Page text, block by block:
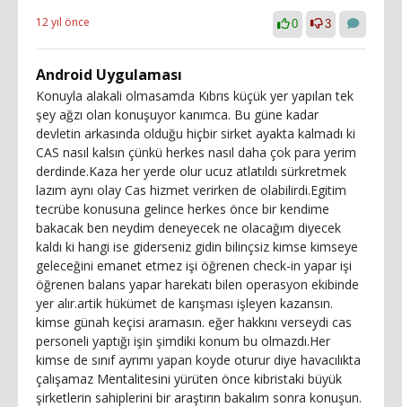
12 yıl önce 0 3
Android Uygulaması
Konuyla alakali olmasamda Kıbrıs küçük yer yapılan tek
şey ağzı olan konuşuyor kanımca. Bu güne kadar
devletin arkasında olduğu hiçbir sirket ayakta kalmadı ki
CAS nasıl kalsın çünkü herkes nasıl daha çok para yerim
derdinde.Kaza her yerde olur ucuz atlatıldı sürkretmek
lazım aynı olay Cas hizmet verirken de olabilirdi.Egitim
tecrübe konusuna gelince herkes önce bir kendime
bakacak ben neydim deneyecek ne olacağım diyecek
kaldı ki hangi ise giderseniz gidin bilinçsiz kimse kimseye
geleceğini emanet etmez işi öğrenen check-in yapar işi
öğrenen balans yapar harekatı bilen operasyon ekibinde
yer alır.artik hükümet de karışması işleyen kazansın.
kimse günah keçisi aramasın. eğer hakkını verseydi cas
personeli yaptığı işin şimdiki konum bu olmazdı.Her
kimse de sınıf ayrımı yapan koyde oturur diye havacılıkta
çalışamaz Mentalitesini yürüten önce kibristaki büyük
şirketlerin sahiplerini bir araştırın bakalım sonra konuşun.